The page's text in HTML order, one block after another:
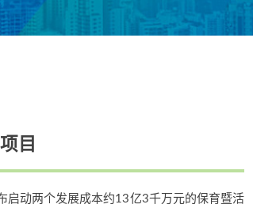
目
启动两个发展成本约13亿3千万元的保育暨活